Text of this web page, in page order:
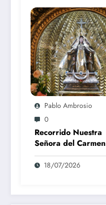
Pablo Ambrosio
0
Recorrido Nuestra
Señora del Carmen
18/07/2026